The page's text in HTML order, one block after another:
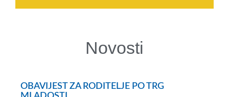
Novosti
OBAVIJEST ZA RODITELJE PO TRG